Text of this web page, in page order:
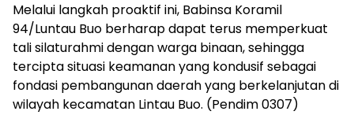
Melalui langkah proaktif ini, Babinsa Koramil
94/Luntau Buo berharap dapat terus memperkuat
tali silaturahmi dengan warga binaan, sehingga
tercipta situasi keamanan yang kondusif sebagai
fondasi pembangunan daerah yang berkelanjutan di
wilayah kecamatan Lintau Buo. (Pendim 0307)